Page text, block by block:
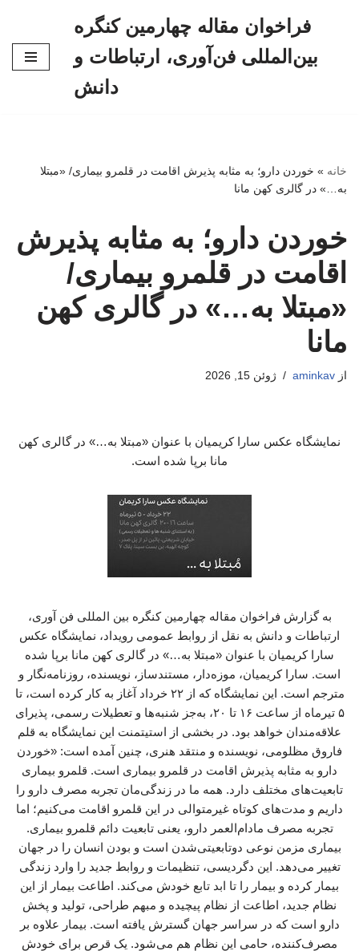
فراخوان مقاله چهارمین کنگره
بین‌المللی فن‌آوری، ارتباطات و
دانش
خانه » خوردن دارو؛ به مثابه پذیرش اقامت در قلمرو بیماری/ «مبتلا
به…» در گالری کهن مانا
خوردن دارو؛ به مثابه پذیرش
اقامت در قلمرو بیماری/
«مبتلا به…» در گالری کهن
مانا
از aminkav ژوئن 15, 2026
نمایشگاه عکس سارا کریمیان با عنوان «مبتلا به…» در گالری کهن
مانا برپا شده است.
به گزارش فراخوان مقاله چهارمین کنگره بین المللی فن آوری،
ارتباطات و دانش به نقل از روابط عمومی رویداد، نمایشگاه عکس
سارا کریمیان با عنوان «مبتلا به…» در گالری کهن مانا برپا شده
است. سارا کریمیان، موزه‌دار، مستندساز، نویسنده، روزنامه‌نگار و
مترجم است. این نمایشگاه که از ۲۲ خرداد آغاز به کار کرده است، تا
۵ تیرماه از ساعت ۱۶ تا ۲۰، به‌جز شنبه‌ها و تعطیلات رسمی، پذیرای
علاقه‌مندان خواهد بود. در بخشی از استیتمنت این نمایشگاه به قلم
فاروق مظلومی، نویسنده و منتقد هنری، چنین آمده است: «خوردن
دارو به مثابه پذیرش اقامت در قلمرو بیماری است. قلمرو بیماری
تابعیت‌های مختلف دارد. همه‌ ما در زندگی‌مان تجربه مصرف دارو را
داریم و مدت‌های کوتاه غیرمتوالی در این قلمرو اقامت می‌کنیم؛ اما
تجربه مصرف مادام‌العمر دارو، یعنی تابعیت دائم قلمرو بیماری.
بیماری مزمن نوعی دوتابعیتی‌شدن است و بودن انسان را در جهان
تغییر می‌دهد. این دگردیسی، تنظیمات و روابط جدید را وارد زندگی
بیمار کرده و بیمار را تا ابد تابع خودش می‌کند. اطاعت بیمار از این
نظام جدید، اطاعت از نظام پیچیده و مبهم طراحی، تولید و پخش
دارو است که در سراسر جهان گسترش یافته است. بیمار علاوه بر
مصرف‌کننده، حامی این نظام هم می‌شود. یک قرص برای خودش